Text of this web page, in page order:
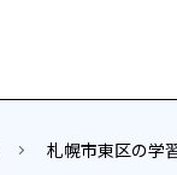
札幌市東区の学